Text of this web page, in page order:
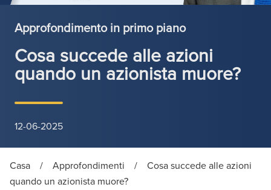
Approfondimento in primo piano
Cosa succede alle azioni
quando un azionista muore?
12-06-2025
Casa / Approfondimenti /
Cosa succede alle azioni
quando un azionista muore?